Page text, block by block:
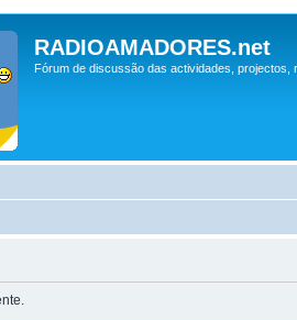
RADIOAMADORES.net
Fórum de discussão das actividades, projectos,